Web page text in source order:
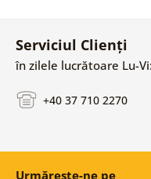
Serviciul Clienți
în zilele lucrătoare Lu-
+40 37 710 2270
Urmărește-ne pe